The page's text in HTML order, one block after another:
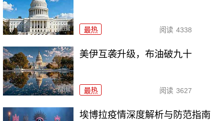
最热 阅读 4338
美伊互袭升级，布油破九十
最热 阅读 3627
埃博拉疫情深度解析与防范指南